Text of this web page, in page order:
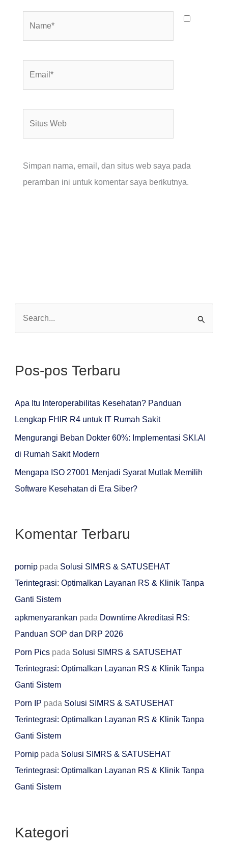
Simpan nama, email, dan situs web saya pada
peramban ini untuk komentar saya berikutnya.
n
t
u
k
:
Pos-pos Terbaru
Apa Itu Interoperabilitas Kesehatan? Panduan
Lengkap FHIR R4 untuk IT Rumah Sakit
Mengurangi Beban Dokter 60%: Implementasi SKI.AI
di Rumah Sakit Modern
Mengapa ISO 27001 Menjadi Syarat Mutlak Memilih
Software Kesehatan di Era Siber?
Komentar Terbaru
pornippada Solusi SIMRS & SATUSEHAT
Terintegrasi: Optimalkan Layanan RS & Klinik Tanpa
Ganti Sistem
apkmenyarankan pada Downtime Akreditasi RS:
Panduan SOP dan DRP 2026
Porn Picspada Solusi SIMRS & SATUSEHAT
Terintegrasi: Optimalkan Layanan RS & Klinik Tanpa
Ganti Sistem
Porn IP pada Solusi SIMRS & SATUSEHAT
Terintegrasi: Optimalkan Layanan RS & Klinik Tanpa
Ganti Sistem
Pornippada Solusi SIMRS & SATUSEHAT
Terintegrasi: Optimalkan Layanan RS & Klinik Tanpa
Ganti Sistem
Kategori